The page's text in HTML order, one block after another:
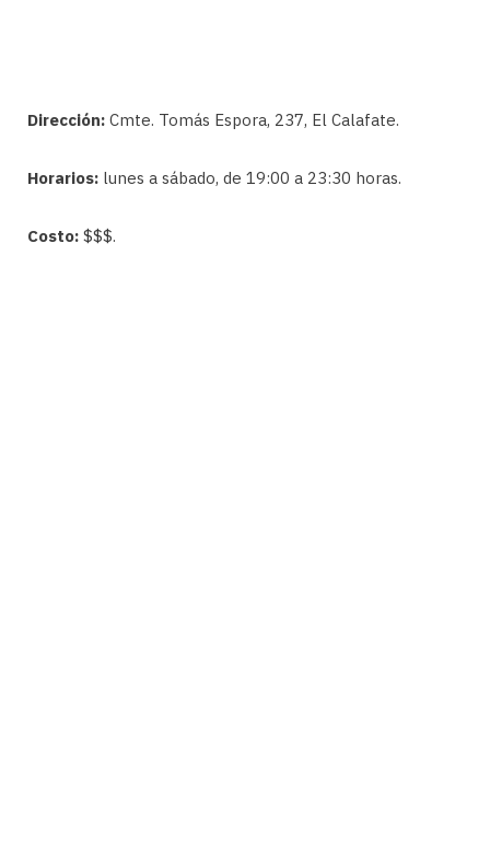
Dirección: Cmte. Tomás Espora, 237, El Calafate.
Horarios: lunes a sábado, de 19:00 a 23:30 horas.
Costo: $$$.